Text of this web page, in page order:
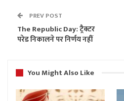
PREV POST
The Republic Day: ट्रैक्टर
परेड निकालने पर निर्णय नहीं
You Might Also Like